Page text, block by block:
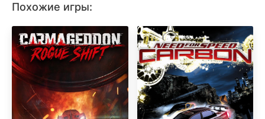
Похожие игры: